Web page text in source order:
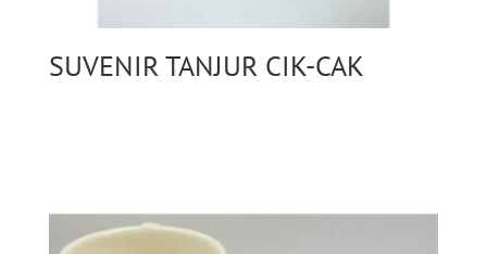
SUVENIR TANJUR CIK-CAK